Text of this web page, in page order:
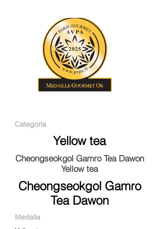
Categoría
Yellow tea
Cheongseokgol Gamro Tea Dawon
Yellow tea
Cheongseokgol Gamro
Tea Dawon
Medalla